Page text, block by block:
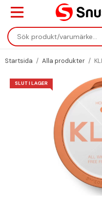
Startsida / Alla produkter /
SLUT I LAGER